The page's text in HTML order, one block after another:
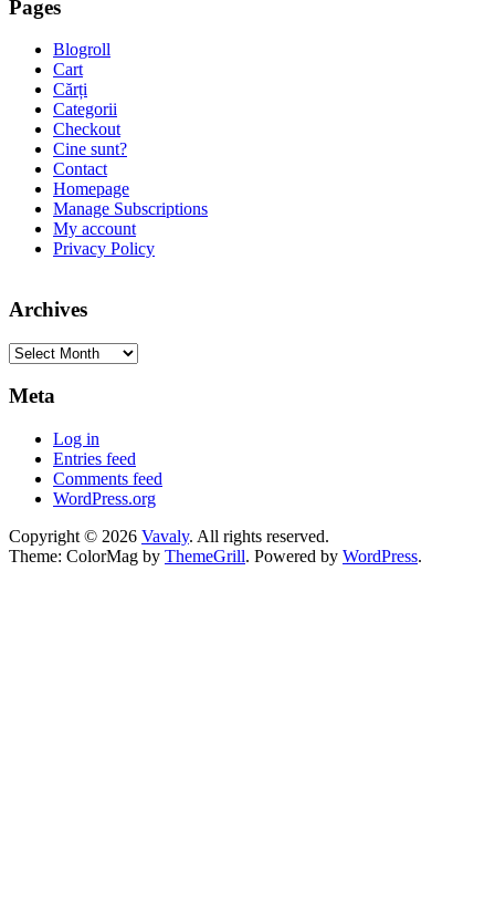
Pages
Blogroll
Cart
Cărți
Categorii
Checkout
Cine sunt?
Contact
Homepage
Manage Subscriptions
My account
Privacy Policy
Archives
Archives
Meta
Log in
Entries feed
Comments feed
WordPress.org
Copyright © 2026 Vavaly. All rights reserved.
Theme: ColorMag by ThemeGrill. Powered by WordPress.